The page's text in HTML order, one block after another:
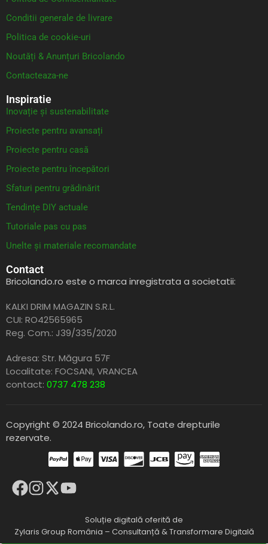
Conditii generale de livrare
Politica de cookie-uri
Noutăți & Anunțuri Bricolando
Contacteaza-ne
Inspiratie
Inovație și sustenabilitate
Proiecte pentru avansați
Proiecte pentru casă
Proiecte pentru începători
Sfaturi pentru grădinărit
Tendințe DIY actuale
Tutoriale pas cu pas
Unelte și materiale recomandate
Contact
Bricolando.ro este o marca inregistrata a societatii:
KALKI DRIM MAGAZIN S.R.L.
CUI: RO42565965
Reg. Com.: J39/335/2020
Adresa: Str. Măgura 57F
Localitate: FOCSANI,VRANCEA
contact: 0737 478 238
Copyright © 2024 Bricolando.ro, Toate drepturile
rezervate.
Soluție digitală oferită de
Zylaris Group România – Consultanță & Transformare Digitală